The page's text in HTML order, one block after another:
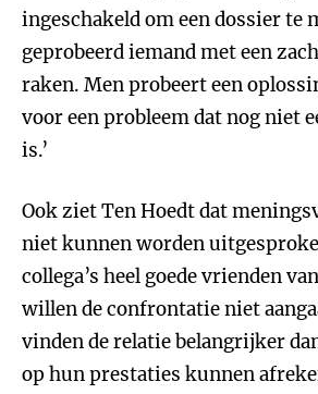
ingeschakeld om een dossier te
geprobeerd iemand met een
raken. Men probeert een
voor een probleem dat nog niet
is.’
Ook ziet Ten Hoedt dat
niet kunnen worden
collega’s heel goede vrienden
willen de confrontatie niet
vinden de relatie belangrijker
op hun prestaties kunnen